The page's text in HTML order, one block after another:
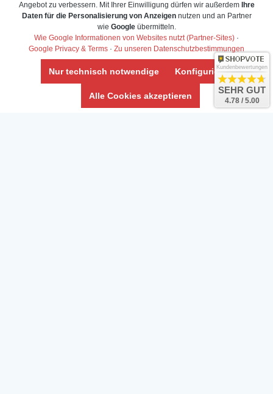
Angebot zu verbessern. Mit Ihrer Einwilligung dürfen wir außerdem Ihre
Daten für die Personalisierung von Anzeigennutzen und an Partner
wie Googleübermitteln.
Wie Google Informationen von Websites nutzt (Partner-Sites) ·
Google Privacy & Terms · Zu unseren Datenschutzbestimmungen
Nur technisch notwendige Konfigurieren
Alle Cookies akzeptieren
Kundenbewertungen
SEHR GUT
4.78 / 5.00